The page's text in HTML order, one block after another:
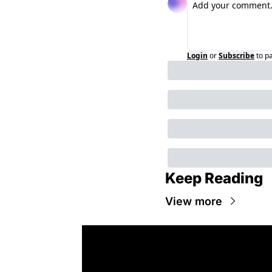
Login orSubscribeto
Keep Reading
View more